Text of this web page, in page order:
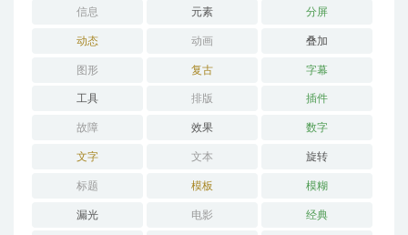
信息 元素 分屏
动态 动画 叠加
图形 复古 字幕
工具 排版 插件
故障 效果 数字
文字 文本 旋转
标题 模板 模糊
漏光 电影 经典